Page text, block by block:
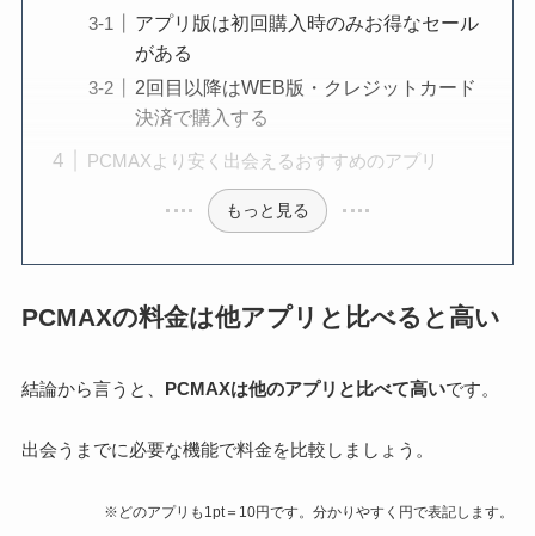
アプリ版は初回購入時のみお得なセール
がある
2回目以降はWEB版・クレジットカード
決済で購入する
PCMAXより安く出会えるおすすめのアプリ
もっと見る
PCMAXの料金は他アプリと比べると高い
結論から言うと、 PCMAXは他のアプリと比べて高いです。
出会うまでに必要な機能で料金を比較しましょう。
※どのアプリも1pt＝10円です。分かりやすく円で表記します。